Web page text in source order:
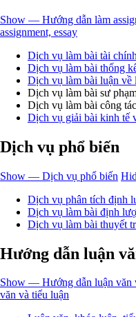
Show — Hướng dẫn làm
assignment, essay
Dịch vụ làm bài tài chính
Dịch vụ làm bài thống
Dịch vụ làm bài luận về
Dịch vụ làm bài sư
Dịch vụ làm bài công
Dịch vụ giải bài kinh tế
Dịch vụ phổ biến
Show — Dịch vụ phổ biến
Dịch vụ phân tích định
Dịch vụ làm bài định
Dịch vụ làm bài thuyết
Hướng dẫn luận
Show — Hướng dẫn luận văn
văn và tiểu luận